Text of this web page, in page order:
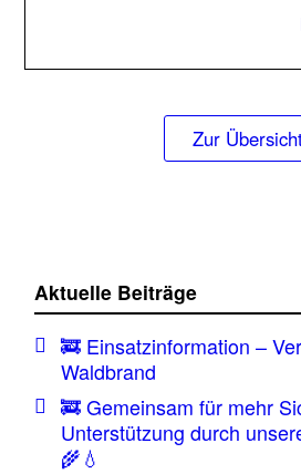
Zur
Aktuelle Beiträge
🚒 Einsatzinformation –
Waldbrand
🚒 Gemeinsam für mehr
Unterstützung durch
🌾💧